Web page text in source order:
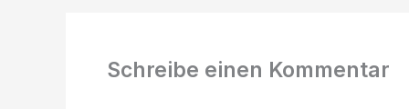
Schreibe einen Kommentar